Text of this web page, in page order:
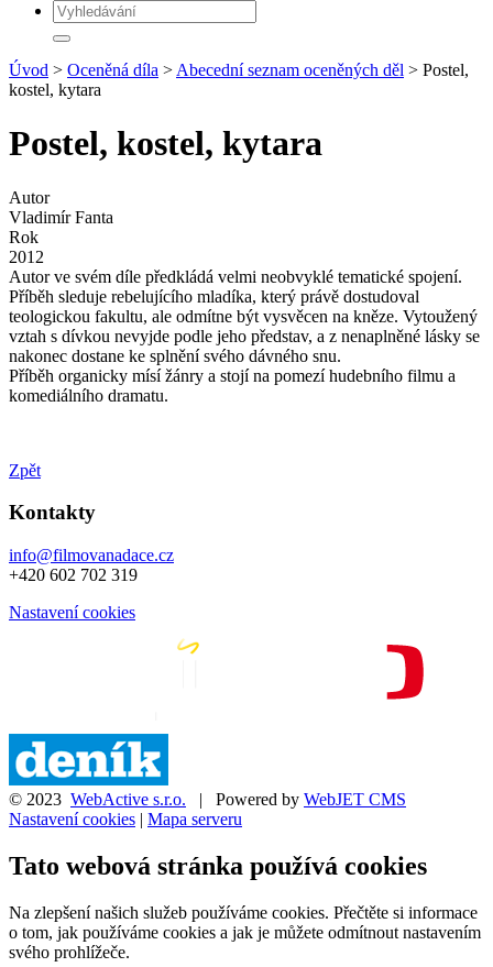
Úvod > Oceněná díla > Abecední seznam oceněných děl > Postel,
kostel, kytara
Postel, kostel, kytara
Autor
Vladimír Fanta
Rok
2012
Autor ve svém díle předkládá velmi neobvyklé tematické spojení.
Příběh sleduje rebelujícího mladíka, který právě dostudoval
teologickou fakultu, ale odmítne být vysvěcen na kněze. Vytoužený
vztah s dívkou nevyjde podle jeho představ, a z nenaplněné lásky se
nakonec dostane ke splnění svého dávného snu.
Příběh organicky mísí žánry a stojí na pomezí hudebního filmu a
komediálního dramatu.
Zpět
Kontakty
info@filmovanadace.cz
+420 602 702 319
Nastavení cookies
© 2023 WebActive s.r.o. | Powered by WebJET CMS
Nastavení cookies | Mapa serveru
Tato webová stránka používá cookies
Na zlepšení našich služeb používáme cookies. Přečtěte si informace
o tom, jak používáme cookies a jak je můžete odmítnout nastavením
svého prohlížeče.